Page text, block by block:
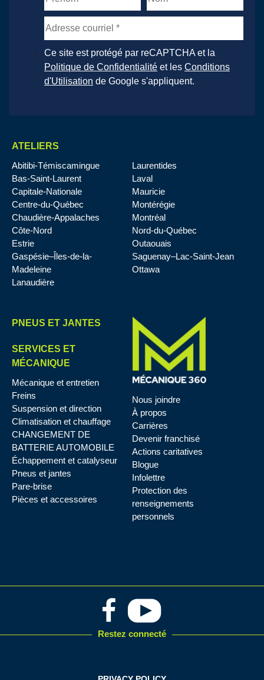
Ce site est protégé par reCAPTCHA et la
Politique de Confidentialité et les Conditions
d'Utilisation de Google s'appliquent.
ATELIERS
Abitibi-Témiscamingue
Bas-Saint-Laurent
Capitale-Nationale
Centre-du-Québec
Chaudière-Appalaches
Côte-Nord
Estrie
Gaspésie–Îles-de-la-
Madeleine
Lanaudière
Laurentides
Laval
Mauricie
Montérégie
Montréal
Nord-du-Québec
Outaouais
Saguenay–Lac-Saint-Jean
Ottawa
PNEUS ET JANTES
SERVICES ET
MÉCANIQUE
Mécanique et entretien
Freins
Suspension et direction
Climatisation et chauffage
CHANGEMENT DE
BATTERIE AUTOMOBILE
Échappement et catalyseur
Pneus et jantes
Pare-brise
Pièces et accessoires
Nous joindre
À propos
Carrières
Devenir franchisé
Actions caritatives
Blogue
Infolettre
Protection des
renseignements
personnels
Restez connecté